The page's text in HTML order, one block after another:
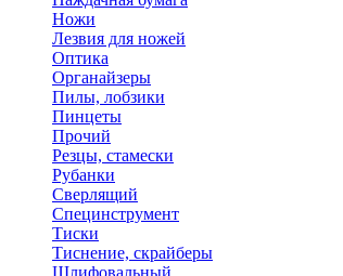
Ножи
Лезвия для ножей
Оптика
Органайзеры
Пилы, лобзики
Пинцеты
Прочий
Резцы, стамески
Рубанки
Сверлящий
Специнструмент
Тиски
Тиснение, скрайберы
Шлифовальный